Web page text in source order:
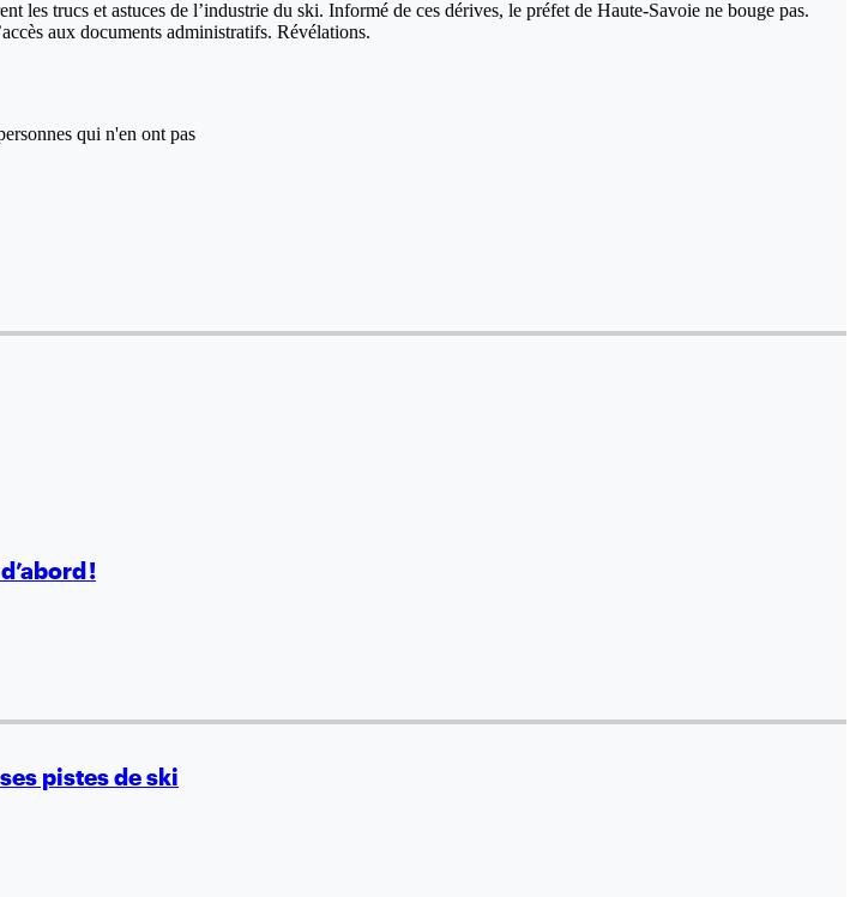
trucs et astuces de l’industrie du ski. Informé de ces dérives, le préfet de Haute-Savoie ne bouge pas.
aux documents administratifs. Révélations.
qui n'en ont pas
!
pistes de ski